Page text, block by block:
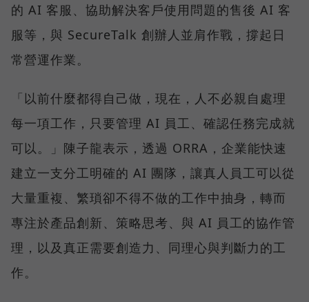
的 AI 客服、協助解決客戶使用問題的售後 AI 客
服等，與 SecureTalk 創辦人並肩作戰，撐起日
常營運作業。
「以前什麼都得自己做，現在，人不必親自處理
每一項工作，只要管理 AI 員工、確認任務完成就
可以。」陳子龍表示，透過 ORRA，企業能快速
建立一支分工明確的 AI 團隊，讓真人員工可以從
大量重複、繁瑣卻不得不做的工作中抽身，轉而
專注於產品創新、策略思考、與 AI 員工的協作管
理，以及真正需要創造力、同理心與判斷力的工
作。